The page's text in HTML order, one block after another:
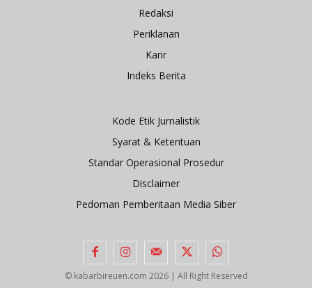
Redaksi
Periklanan
Karir
Indeks Berita
Kode Etik Jurnalistik
Syarat & Ketentuan
Standar Operasional Prosedur
Disclaimer
Pedoman Pemberitaan Media Siber
© kabarbireuen.com 2026 | All Right Reserved